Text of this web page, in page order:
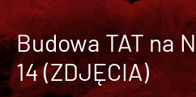
Budowa TAT na
14 (ZDJĘCIA)